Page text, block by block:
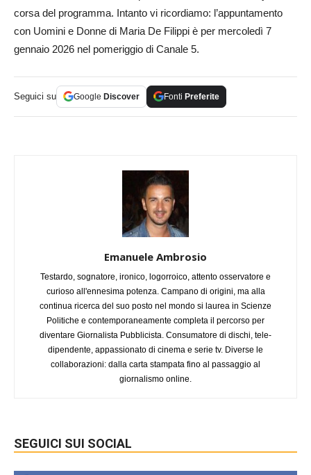
corsa del programma. Intanto vi ricordiamo: l’appuntamento
con Uomini e Donne di Maria De Filippi è per mercoledì 7
gennaio 2026 nel pomeriggio di Canale 5.
Seguici su Google Discover Fonti Preferite
Emanuele Ambrosio
Testardo, sognatore, ironico, logorroico, attento osservatore e
curioso all'ennesima potenza. Campano di origini, ma alla
continua ricerca del suo posto nel mondo si laurea in Scienze
Politiche e contemporaneamente completa il percorso per
diventare Giornalista Pubblicista. Consumatore di dischi, tele-
dipendente, appassionato di cinema e serie tv. Diverse le
collaborazioni: dalla carta stampata fino al passaggio al
giornalismo online.
SEGUICI SUI SOCIAL